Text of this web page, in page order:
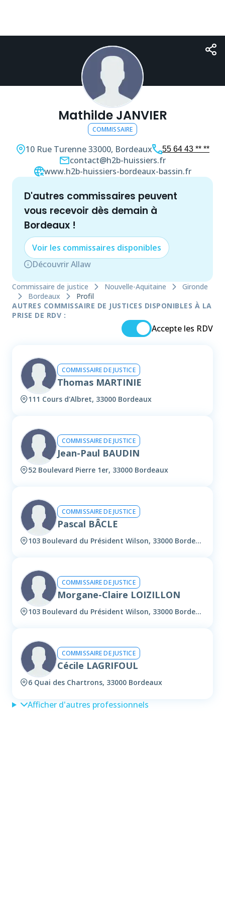
Mathilde JANVIER
COMMISSAIRE
10 Rue Turenne33000, Bordeaux 55 64 43 ** **
contact@h2b-huissiers.fr
www.h2b-huissiers-bordeaux-bassin.fr
d'autres commissaires peuvent
vous recevoir dès demain à
Bordeaux !
Voir les commissaires disponibles
Découvrir Allaw
Commissaire de justice Nouvelle-Aquitaine
Gironde
Bordeaux
Profil
AUTRES COMMISSAIRE DE JUSTICES DISPONIBLES À LA
PRISE DE RDV :
Accepte les RDV
COMMISSAIRE DE JUSTICE
Thomas MARTINIE
111 Cours d'Albret, 33000 Bordeaux
COMMISSAIRE DE JUSTICE
Jean-Paul BAUDIN
52 Boulevard Pierre 1er, 33000 Bordeaux
COMMISSAIRE DE JUSTICE
Pascal BÂCLE
103 Boulevard du Président Wilson, 33000 Bordeaux
COMMISSAIRE DE JUSTICE
Morgane-Claire LOIZILLON
103 Boulevard du Président Wilson, 33000 Bordeaux
COMMISSAIRE DE JUSTICE
Cécile LAGRIFOUL
6 Quai des Chartrons, 33000 Bordeaux
Afficher d'autres professionnels